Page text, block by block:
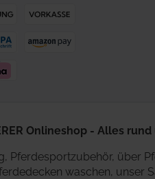
Onlineshop - Alles
Pferdesportzubehör, über
waschen, unser